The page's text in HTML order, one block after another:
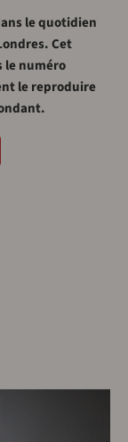
le quotidien
Cet
le numéro
le reproduire